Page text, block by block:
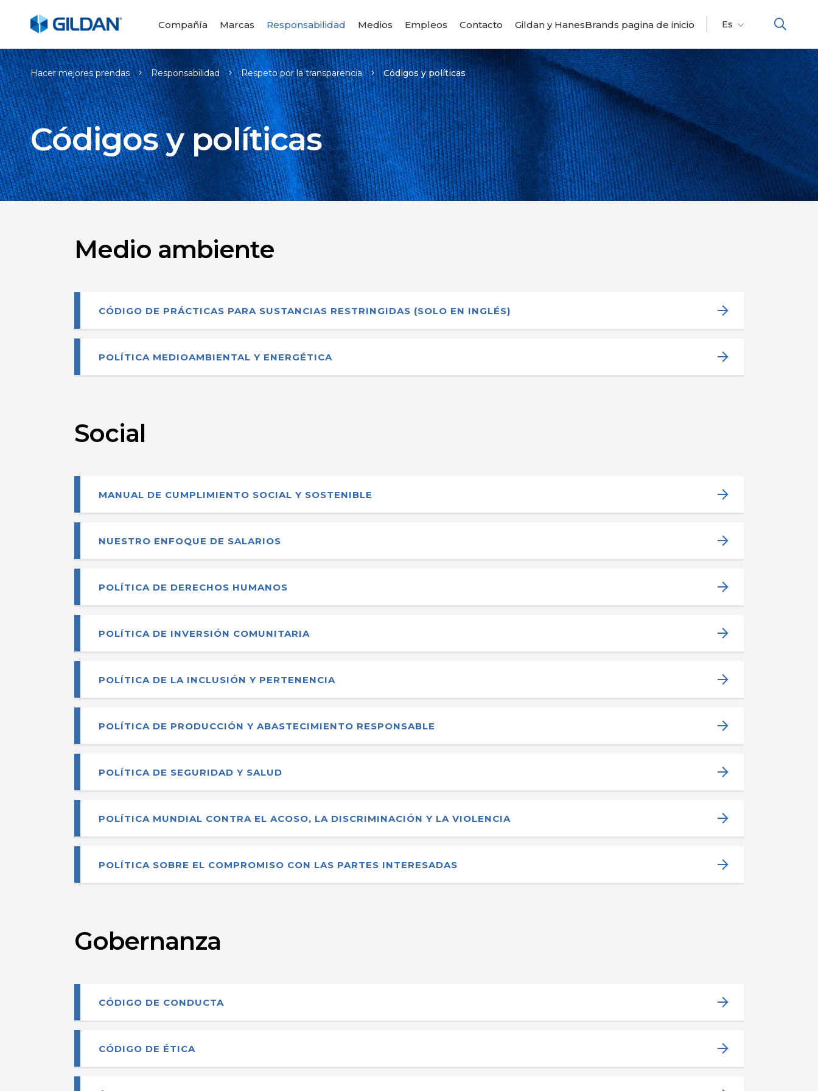
Compañía Marcas Responsabilidad Medios Empleos Contacto Gildan y HanesBrands pagina de inicio
Es
Hacer mejores prendas Responsabilidad Respeto por la transparencia Códigos y políticas
Códigos y políticas
Medio ambiente
CÓDIGO DE PRÁCTICAS PARA SUSTANCIAS RESTRINGIDAS (SOLO EN INGLÉS)
POLÍTICA MEDIOAMBIENTAL Y ENERGÉTICA
Social
MANUAL DE CUMPLIMIENTO SOCIAL Y SOSTENIBLE
NUESTRO ENFOQUE DE SALARIOS
POLÍTICA DE DERECHOS HUMANOS
POLÍTICA DE INVERSIÓN COMUNITARIA
POLÍTICA DE LA INCLUSIÓN Y PERTENENCIA
POLÍTICA DE PRODUCCIÓN Y ABASTECIMIENTO RESPONSABLE
POLÍTICA DE SEGURIDAD Y SALUD
POLÍTICA MUNDIAL CONTRA EL ACOSO, LA DISCRIMINACIÓN Y LA VIOLENCIA
POLÍTICA SOBRE EL COMPROMISO CON LAS PARTES INTERESADAS
Gobernanza
CÓDIGO DE CONDUCTA
CÓDIGO DE ÉTICA